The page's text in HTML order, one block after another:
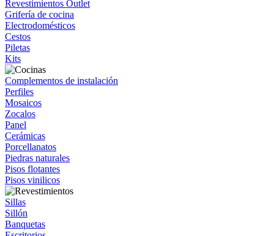
Revestimientos Outlet
Grifería de cocina
Electrodomésticos
Cestos
Piletas
Kits
Complementos de instalación
Perfiles
Mosaicos
Zocalos
Panel
Cerámicas
Porcellanatos
Piedras naturales
Pisos flotantes
Pisos vinilicos
Sillas
Sillón
Banquetas